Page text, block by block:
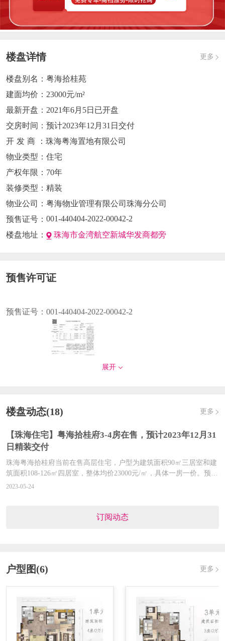
楼盘详情 更多
楼盘别名： 粤海拾桂苑
建面均价： 23000元/m²
最新开盘： 2021年6月5日已开盘
交房时间： 预计2023年12月31日交付
开发商
：珠海粤海置地有限公司
物业类型： 住宅
产权年限： 70年
装修类型： 精装
物业公司： 粤海物业管理有限公司珠海分公司
预售证号： 001-440404-2022-00042-2
楼盘地址：
珠海市金湾航空新城华发商都旁
预售许可证
预售证号： 001-440404-2022-00042-2
发证时间： 2022-05-19
对应楼栋：F区域1栋、4栋
发证时间：2021-05-28
展开
楼盘动态(18) 更多
【珠海住宅】粤海拾桂府3-4房在售，预计2023年12月31
日精装交付
珠海粤海拾桂府当前在售高层住宅，户型为建筑面积90㎡三居室和建
筑面积108-126㎡四居室，整体均价23000元/㎡，具体一房一价。预计
2023年12月31日精装交付。
2023-05-24
订阅动态
户型图(6) 更多